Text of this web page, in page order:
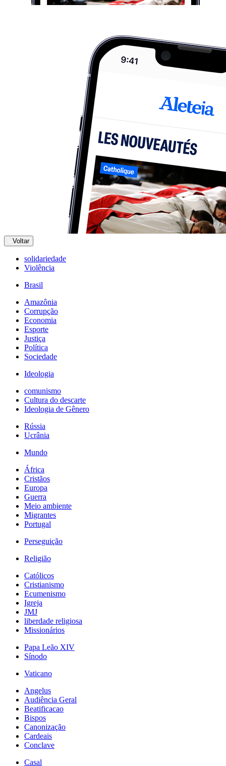
Voltar
solidariedade
Violência
Brasil
Amazônia
Corrupção
Economia
Esporte
Justiça
Política
Sociedade
Ideologia
comunismo
Cultura do descarte
Ideologia de Gênero
Rússia
Ucrânia
Mundo
África
Cristãos
Europa
Guerra
Meio ambiente
Migrantes
Portugal
Perseguição
Religião
Católicos
Cristianismo
Ecumenismo
Igreja
JMJ
liberdade religiosa
Missionários
Papa Leão XIV
Sínodo
Vaticano
Angelus
Audiência Geral
Beatificacao
Bispos
Canonização
Cardeais
Conclave
Casal